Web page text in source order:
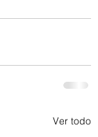
Ver todo